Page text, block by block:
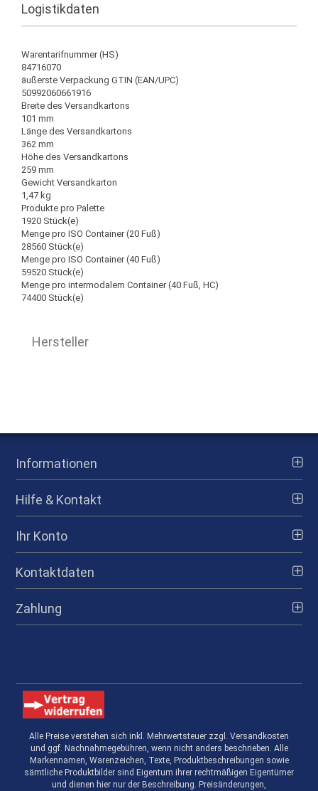
Logistikdaten
Warentarifnummer (HS)
84716070
äußerste Verpackung GTIN (EAN/UPC)
50992060661916
Breite des Versandkartons
101 mm
Länge des Versandkartons
362 mm
Höhe des Versandkartons
259 mm
Gewicht Versandkarton
1,47 kg
Produkte pro Palette
1920 Stück(e)
Menge pro ISO Container (20 Fuß)
28560 Stück(e)
Menge pro ISO Container (40 Fuß)
59520 Stück(e)
Menge pro intermodalem Container (40 Fuß, HC)
74400 Stück(e)
Hersteller
Informationen
Hilfe & Kontakt
Ihr Konto
Kontaktdaten
Zahlung
Alle Preise verstehen sich inkl. Mehrwertsteuer zzgl. Versandkosten
und ggf. Nachnahmegebühren, wenn nicht anders beschrieben. Alle
Markennamen, Warenzeichen, Texte, Produktbeschreibungen sowie
sämtliche Produktbilder sind Eigentum ihrer rechtmäßigen Eigentümer
und dienen hier nur der Beschreibung. Preisänderungen,